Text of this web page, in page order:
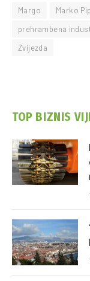
Margo
Marko
prehrambena
Zvijezda
TOP BIZNIS